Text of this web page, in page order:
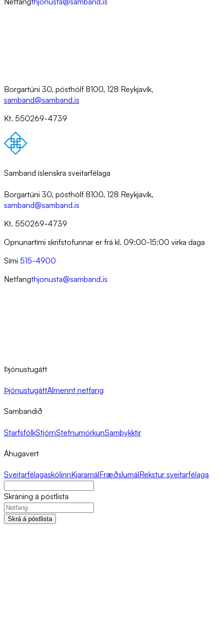
Borgartúni 30, pósthólf 8100, 128 Reykjavík,
samband@samband.is
Kt. 550269-4739
Samband íslenskra sveitarfélaga
Borgartúni 30, pósthólf 8100, 128 Reykjavík,
samband@samband.is
Kt. 550269-4739
Opnunartími skrifstofunnar er frá kl. 09:00-15:00 virka daga
Sími 515-4900
Netfangthjonusta@samband.is
Þjónustugátt
ÞjónustugáttAlmennt netfang
Sambandið
StarfsfólkStjórnStefnumörkunSamþykktir
Áhugavert
SveitarfélagaskólinnKjaramálFræðslumálRekstur sveitarfélaga
Skráning á póstlista
Skrá á póstlista